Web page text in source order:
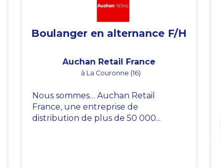
Boulanger en alternance F/H
Auchan Retail France
à La Couronne (16)
Nous sommes… Auchan Retail
France, une entreprise de
distribution de plus de 50 000...